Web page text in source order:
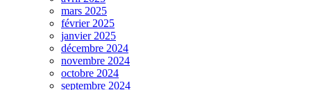
mars 2025
février 2025
janvier 2025
décembre 2024
novembre 2024
octobre 2024
septembre 2024